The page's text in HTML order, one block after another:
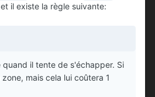
il existe la règle suivante:
il tente de s'échapper. Si
mais cela lui coûtera 1